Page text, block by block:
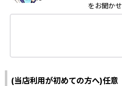
をお聞か
(当店利用が初めての方へ)任意